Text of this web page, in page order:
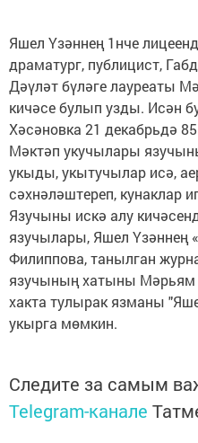
Яшел Үзәннең 1нче
драматург, публицист,
Дәүләт бүләге лауреаты
кичәсе булып узды. Исән
Хәсәновка 21 декабрьдә
Мәктәп укучылары
укыды, укытучылар исә,
сәхнәләштереп, кунаклар
Язучыны искә алу
язучылары, Яшел Үзәннең
Филиппова, танылган
язучының хатыны Мәрьям
хакта тулырак язманы
укырга мөмкин.
Следите за самым
Telegram-канале